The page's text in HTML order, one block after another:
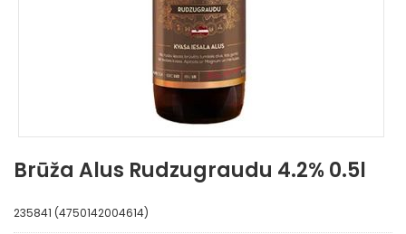
Brūža Alus Rudzugraudu 4.2% 0.5l
235841 (4750142004614)